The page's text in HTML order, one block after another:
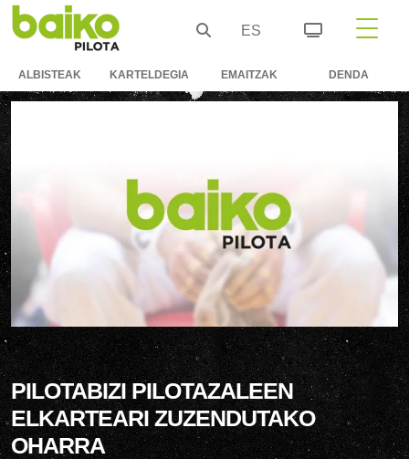
ES
ALBISTEAK KARTELDEGIA EMAITZAK DENDA
PILOTABIZI PILOTAZALEEN
ELKARTEARI ZUZENDUTAKO
OHARRA